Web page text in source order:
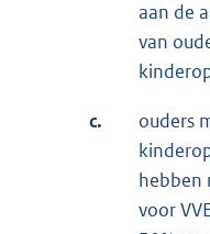
aan de
van
c.
ouders
hebben
voor